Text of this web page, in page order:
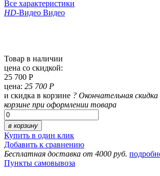
Все характеристики
HD-Видео Видео
Товар в наличии
цена со скидкой:
25 700 Р
цена: 25 700 Р
и скидка в корзине ? Окончательная скидка
корзине при оформлении товара
в корзину
Купить в один клик
Добавить к сравнению
Бесплатная доставка от 4000 руб.
Пункты самовывоза